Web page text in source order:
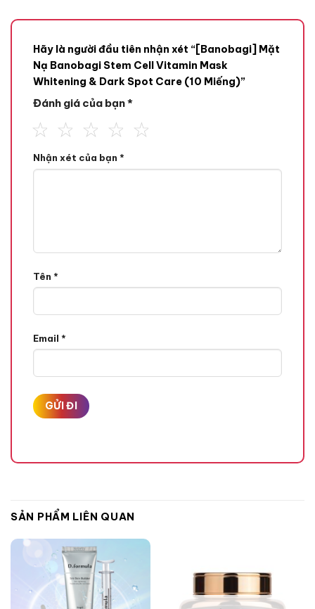
Hãy là người đầu tiên nhận xét “[Banobagi] Mặt
Nạ Banobagi Stem Cell Vitamin Mask
Whitening & Dark Spot Care (10 Miếng)”
Đánh giá của bạn*
Nhận xét của bạn *
Tên *
Email *
SẢN PHẨM LIÊN QUAN